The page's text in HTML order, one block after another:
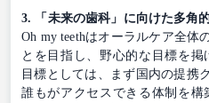
3. 「未来の歯科」に向けた多角
Oh my teethはオーラルケア全体
とを目指し、野心的な目標を
目標としては、まず国内の提携
誰もがアクセスできる体制を構